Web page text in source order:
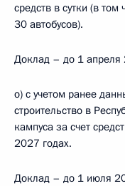
средств в сутки (в
30 автобусов).
Доклад – до 1 апреля
о) с учетом ранее
строительство в
кампуса за счет
2027 годах.
Доклад – до 1 июля